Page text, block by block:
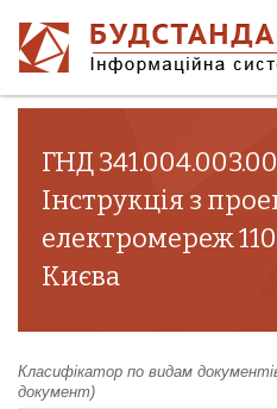
ГНД
Інструкція з
електромереж
Києва
Класифікатор по видам
документ)